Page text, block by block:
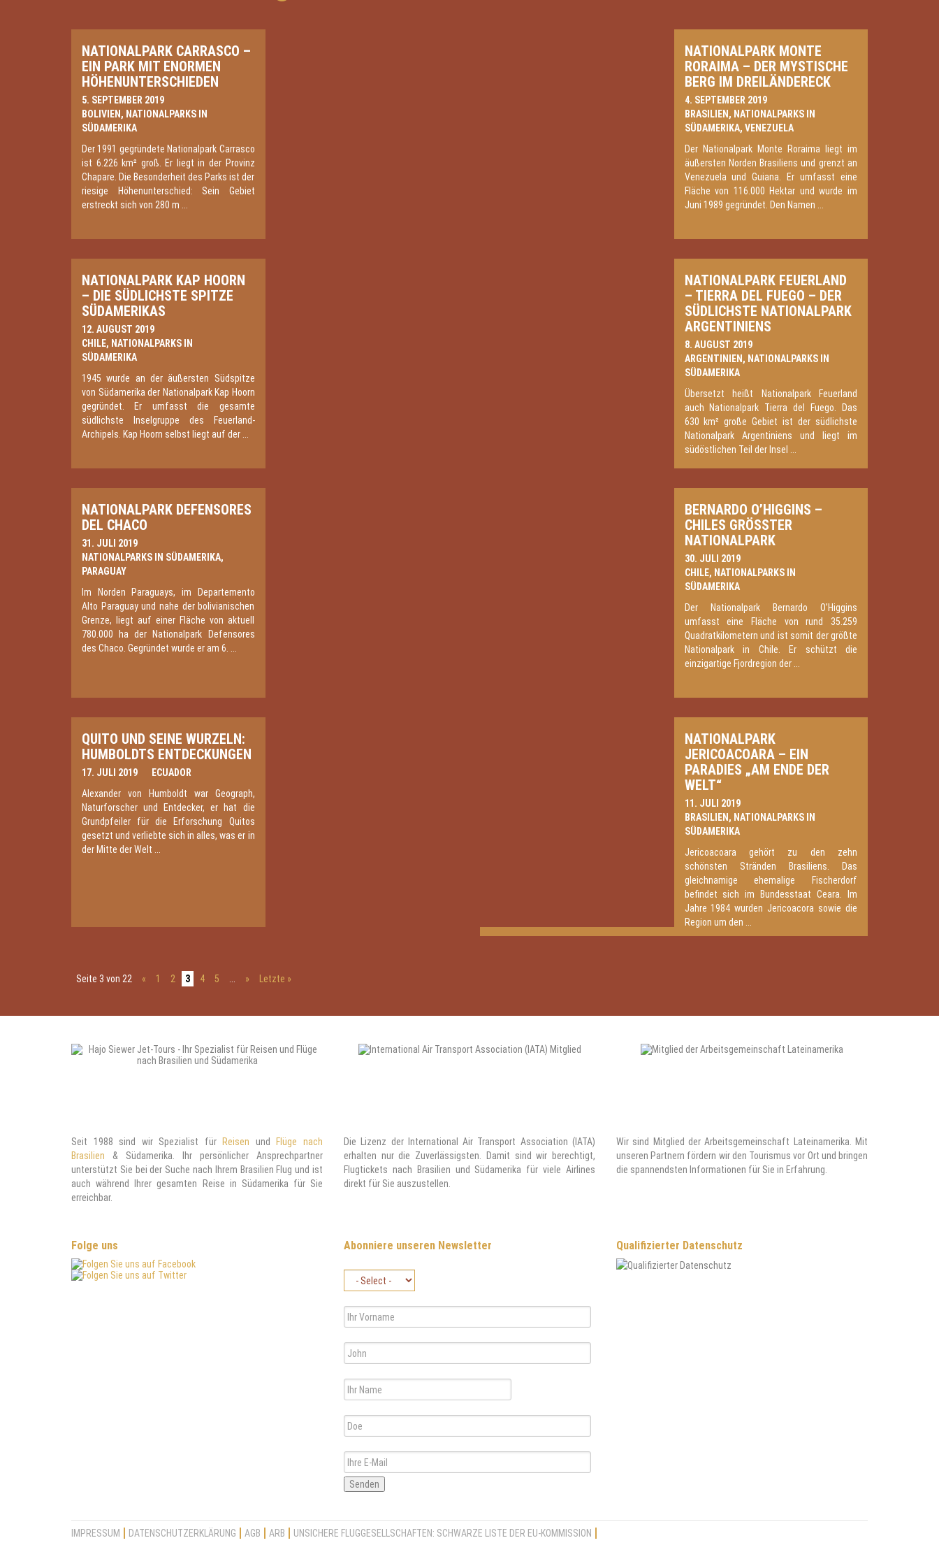
NATIONALPARK CARRASCO –
EIN PARK MIT ENORMEN
HÖHENUNTERSCHIEDEN
5. SEPTEMBER 2019
BOLIVIEN , NATIONALPARKS IN
SÜDAMERIKA
Der 1991 gegründete Nationalpark Carrasco
ist 6.226 km² groß. Er liegt in der Provinz
Chapare. Die Besonderheit des Parks ist der
riesige Höhenunterschied: Sein Gebiet
erstreckt sich von 280 m ...
NATIONALPARK MONTE
RORAIMA – DER MYSTISCHE
BERG IM DREILÄNDERECK
4. SEPTEMBER 2019
BRASILIEN , NATIONALPARKS IN
SÜDAMERIKA, VENEZUELA
Der Nationalpark Monte Roraima liegt im
äußersten Norden Brasiliens und grenzt an
Venezuela und Guiana. Er umfasst eine
Fläche von 116.000 Hektar und wurde im
Juni 1989 gegründet. Den Namen ...
NATIONALPARK KAP HOORN
– DIE SÜDLICHSTE SPITZE
SÜDAMERIKAS
12. AUGUST 2019
CHILE, NATIONALPARKS IN
SÜDAMERIKA
1945 wurde an der äußersten Südspitze
von Südamerika der Nationalpark Kap Hoorn
gegründet. Er umfasst die gesamte
südlichste Inselgruppe des Feuerland-
Archipels. Kap Hoorn selbst liegt auf der ...
NATIONALPARK FEUERLAND
– TIERRA DEL FUEGO – DER
SÜDLICHSTE NATIONALPARK
ARGENTINIENS
8. AUGUST 2019
ARGENTINIEN , NATIONALPARKS IN
SÜDAMERIKA
Übersetzt heißt Nationalpark Feuerland
auch Nationalpark Tierra del Fuego. Das
630 km² große Gebiet ist der südlichste
Nationalpark Argentiniens und liegt im
südöstlichen Teil der Insel ...
NATIONALPARK DEFENSORES
DEL CHACO
31. JULI 2019
NATIONALPARKS IN SÜDAMERIKA,
PARAGUAY
Im Norden Paraguays, im Departemento
Alto Paraguay und nahe der bolivianischen
Grenze, liegt auf einer Fläche von aktuell
780.000 ha der Nationalpark Defensores
des Chaco. Gegründet wurde er am 6. ...
BERNARDO O’HIGGINS –
CHILES GRÖSSTER N
ATIONALPARK
30. JULI 2019
CHILE, NATIONALPARKS IN
SÜDAMERIKA
Der Nationalpark Bernardo O’Higgins
umfasst eine Fläche von rund 35.259
Quadratkilometern und ist somit der größte
Nationalpark in Chile. Er schützt die
einzigartige Fjordregion der ...
QUITO UND SEINE WURZELN:
HUMBOLDTS ENTDECKUNGEN
17. JULI 2019
ECUADOR
Alexander von Humboldt war Geograph,
Naturforscher und Entdecker, er hat die
Grundpfeiler für die Erforschung Quitos
gesetzt und verliebte sich in alles, was er in
der Mitte der Welt ...
NATIONALPARK
JERICOACOARA – EIN
PARADIES „AM ENDE DER
WELT“
11. JULI 2019
BRASILIEN , NATIONALPARKS IN
SÜDAMERIKA
Jericoacoara gehört zu den zehn
schönsten Stränden Brasiliens. Das
gleichnamige ehemalige Fischerdorf
befindet sich im Bundesstaat Ceara. Im
Jahre 1984 wurden Jericoacora sowie die
Region um den ...
Seite 3 von 22 « 1 2 3 4 5 » Letzte »
Seit 1988 sind wir Spezialist für Reisen und Flüge nach
Brasilien & Südamerika. Ihr persönlicher Ansprechpartner
unterstützt Sie bei der Suche nach Ihrem Brasilien Flug und ist
auch während Ihrer gesamten Reise in Südamerika für Sie
erreichbar.
Die Lizenz der International Air Transport Association (IATA)
erhalten nur die Zuverlässigsten. Damit sind wir berechtigt,
Flugtickets nach Brasilien und Südamerika für viele Airlines
direkt für Sie auszustellen.
Wir sind Mitglied der Arbeitsgemeinschaft Lateinamerika. Mit
unseren Partnern fördern wir den Tourismus vor Ort und bringen
die spannendsten Informationen für Sie in Erfahrung.
Folge uns Abonniere unseren Newsletter
Senden
Qualifizierter Datenschutz
IMPRESSUM DATENSCHUTZERKLÄRUNG AGB ARB UNSICHERE FLUGGESELLSCHAFTEN: SCHWARZE LISTE DER EU-KOMMISSION